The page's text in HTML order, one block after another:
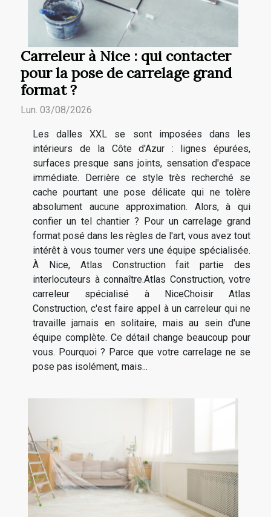
Carreleur à Nice : qui contacter
pour la pose de carrelage grand
format ?
Lun. 03/08/2026
Les dalles XXL se sont imposées dans les
intérieurs de la Côte d'Azur : lignes épurées,
surfaces presque sans joints, sensation d'espace
immédiate. Derrière ce style très recherché se
cache pourtant une pose délicate qui ne tolère
absolument aucune approximation. Alors, à qui
confier un tel chantier ? Pour un carrelage grand
format posé dans les règles de l'art, vous avez tout
intérêt à vous tourner vers une équipe spécialisée.
À Nice, Atlas Construction fait partie des
interlocuteurs à connaître.Atlas Construction, votre
carreleur spécialisé à NiceChoisir Atlas
Construction, c'est faire appel à un carreleur qui ne
travaille jamais en solitaire, mais au sein d'une
équipe complète. Ce détail change beaucoup pour
vous. Pourquoi ? Parce que votre carrelage ne se
pose pas isolément, mais...